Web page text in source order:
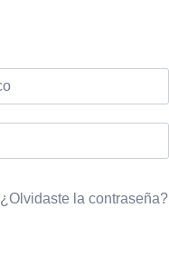
¿Olvidaste la contraseña?